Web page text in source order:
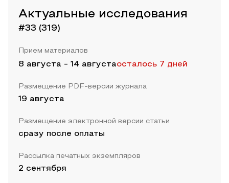
Актуальные исследования
#33 (319)
Прием материалов
8 августа - 14 августаосталось 7 дней
Размещение PDF-версии журнала
19 августа
Размещение электронной версии статьи
сразу после оплаты
Рассылка печатных экземпляров
2 сентября